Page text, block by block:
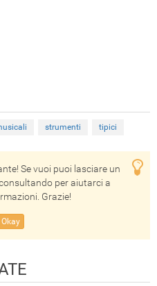
strumenti tipici
Se vuoi puoi lasciare un
per aiutarci a
Grazie!
Okay